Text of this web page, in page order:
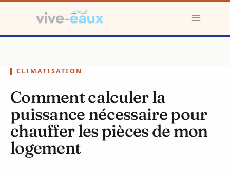
contenu
CLIMATISATION
Comment calculer la
puissance nécessaire pour
chauffer les pièces de mon
logement